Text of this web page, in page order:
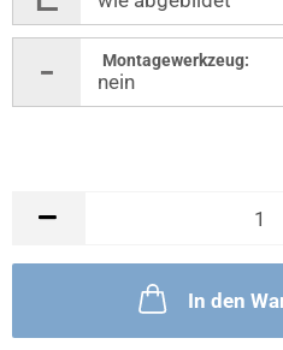
Montagewerkzeug:
In den